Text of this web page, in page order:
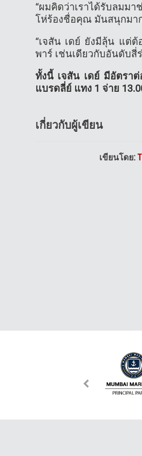
“ผมคิดว่าเราได้รับลม
โห่ร้องชื่อคุณ มันสนุกมาก
“เจสัน เดย์ ยังมีลุ้น แต่
พาร์ เช่นเดียวกับอันดับสี่
ทั้งนี้ เจสัน เดย์ มีอัตรา
แบรดลี่ย์ แทง 1 จ่าย
เกี่ยวกับผู้เขียน
เขียนโดย: